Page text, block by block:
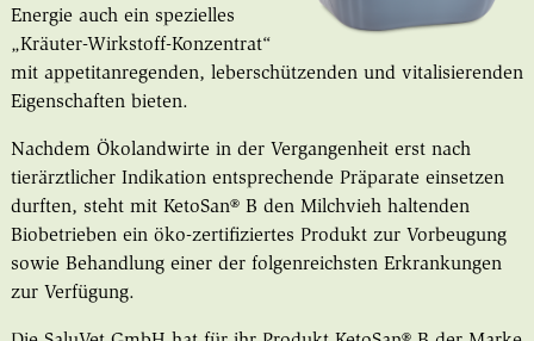
Energie auch ein spezielles
„Kräuter-Wirkstoff-Konzentrat“
mit appetitanregenden, leberschützenden und vitalisierenden
Eigenschaften bieten.
Nachdem Ökolandwirte in der Vergangenheit erst nach
tierärztlicher Indikation entsprechende Präparate einsetzen
durften, steht mit KetoSan®B den Milchvieh haltenden
Biobetrieben ein öko-zertifiziertes Produkt zur Vorbeugung
sowie Behandlung einer der folgenreichsten Erkrankungen
zur Verfügung.